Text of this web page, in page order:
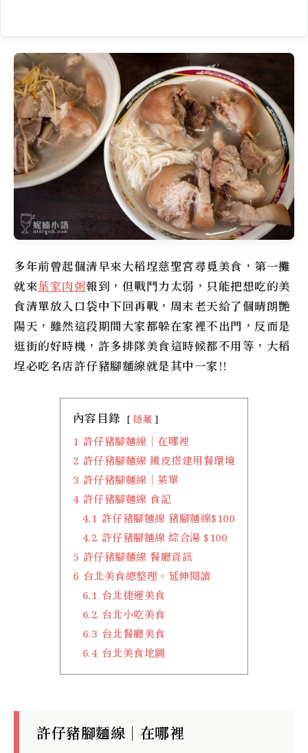
多年前曾起個清早來大稻埕慈聖宮尋覓美食，第一攤
就來葉家肉粥報到，但戰鬥力太弱，只能把想吃的美
食清單放入口袋中下回再戰，周末老天給了個晴朗艷
陽天，雖然這段期間大家都躲在家裡不出門，反而是
逛街的好時機，許多排隊美食這時候都不用等， 大稻
埕必吃名店許仔豬腳麵線就是其中一家!!
內容目錄 隱藏
1 許仔豬腳麵線｜在哪裡
2 許仔豬腳麵線 鐵皮搭建用餐環境
3 許仔豬腳麵線｜菜單
4 許仔豬腳麵線 食記
4.1 許仔豬腳麵線 豬腳麵線$100
4.2 許仔豬腳麵線 綜合湯 $100
5 許仔豬腳麵線 餐廳資訊
6 台北美食總整理。延伸閱讀
6.1 台北捷運美食
6.2 台北小吃美食
6.3 台北餐廳美食
6.4 台北美食地圖
許仔豬腳麵線｜在哪裡